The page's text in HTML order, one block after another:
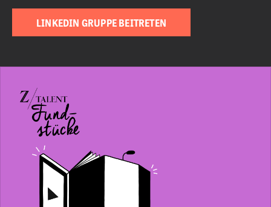
LINKEDIN GRUPPE BEITRETEN